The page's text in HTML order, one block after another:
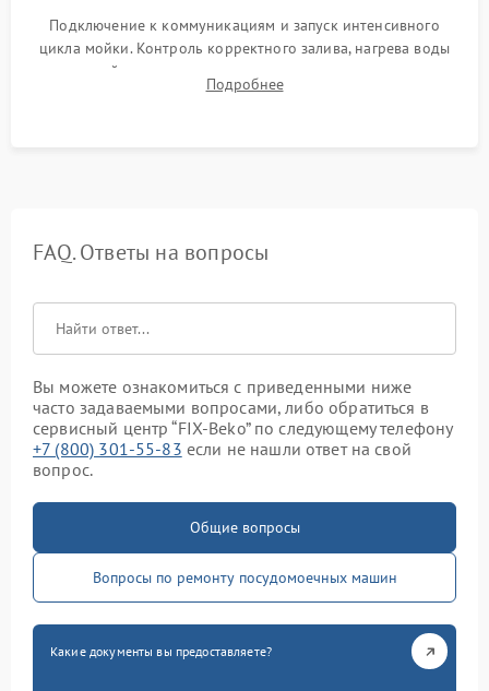
Подключение к коммуникациям и запуск интенсивного
цикла мойки. Контроль корректного залива, нагрева воды
до нужной температуры, отсутствия посторонних шумов,
штатного слива и абсолютной сухости в поддоне.
Подробнее
FAQ. Ответы на вопросы
Вы можете ознакомиться с приведенными ниже
часто задаваемыми вопросами, либо обратиться в
сервисный центр “FIX-Beko” по следующему телефону
+7 (800) 301-55-83 если не нашли ответ на свой
вопрос.
Общие вопросы
Вопросы по ремонту посудомоечных машин
Какие документы вы предоставляете?